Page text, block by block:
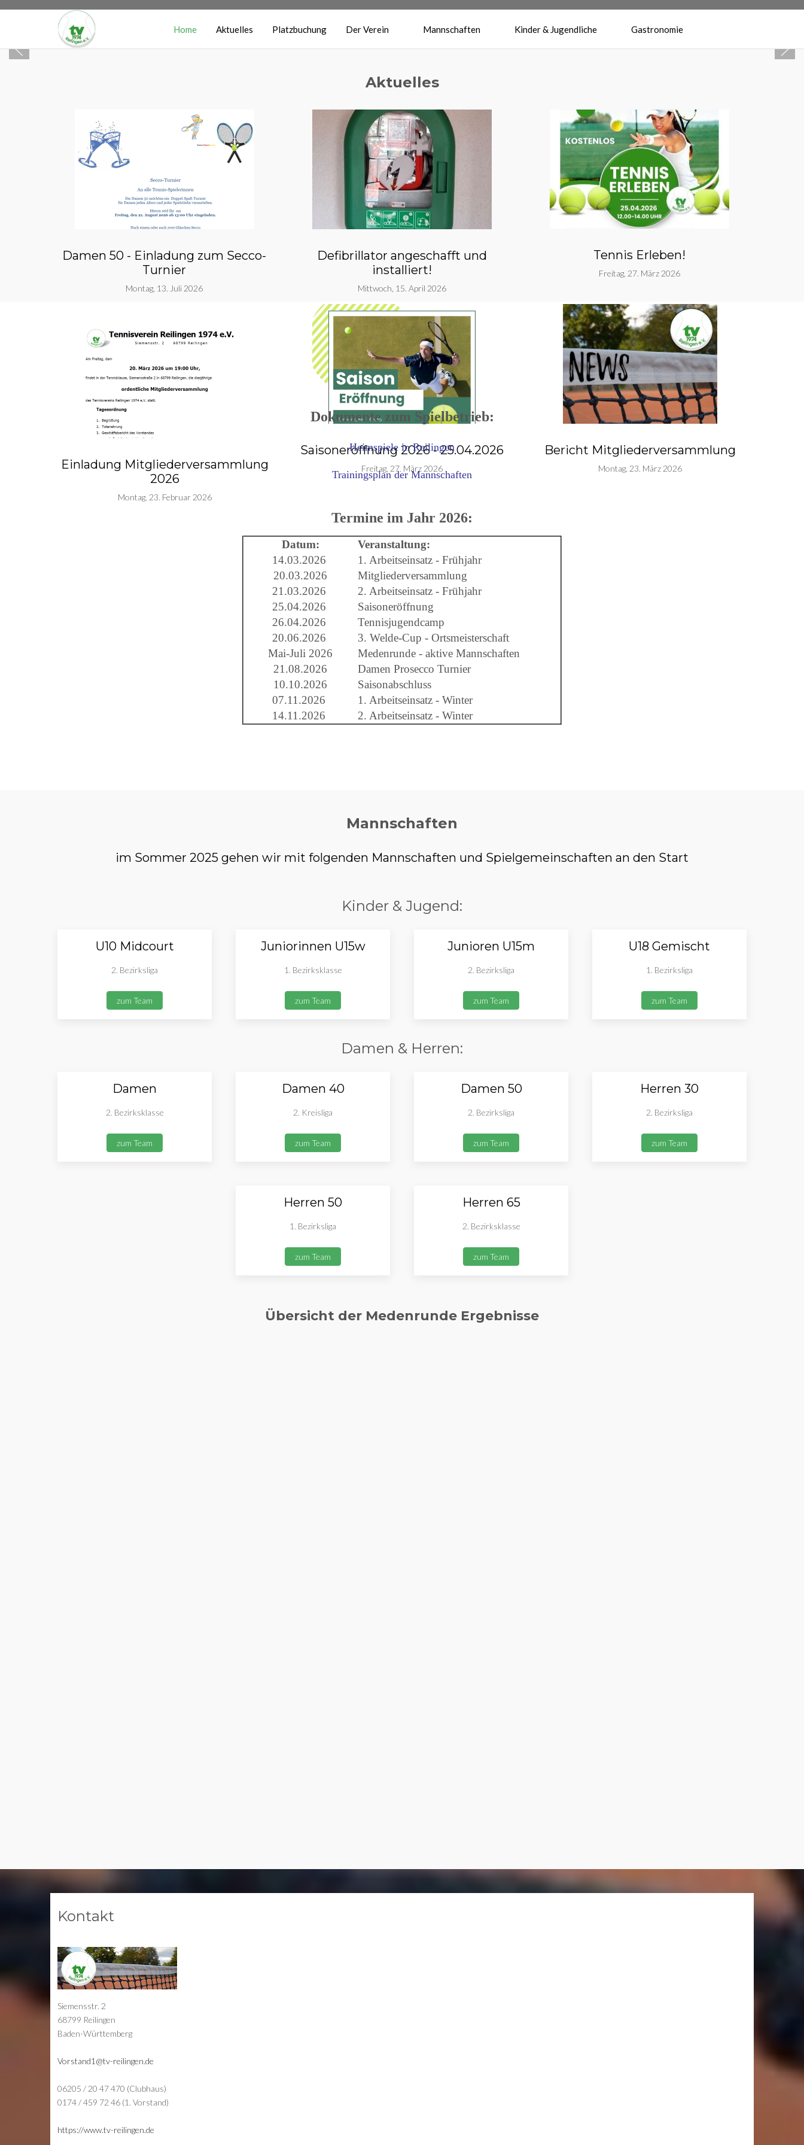
Home Aktuelles Platzbuchung Der Verein Mannschaften Kinder & Jugendliche Gastronomie
Tennisverein Reilingen 1974 e.V.
Aktuelles
Damen 50 - Einladung zum Secco-
Turnier
Montag, 13. Juli 2026
Defibrillator angeschafft und
installiert!
Mittwoch, 15. April 2026
Tennis Erleben!
Freitag, 27. März 2026
Saisoneröffnung 2026 - 25.04.2026
Freitag, 27. März 2026
Bericht Mitgliederversammlung
Montag, 23. März 2026
Einladung Mitgliederversammlung
2026
Montag, 23. Februar 2026
Dokumente zum Spielbetrieb:
Heimspiele in Reilingen
Trainingsplan der Mannschaften
Termine im Jahr 2026:
Datum:
Veranstaltung:
14.03.2026
1. Arbeitseinsatz - Frühjahr
20.03.2026
Mitgliederversammlung
21.03.2026
2. Arbeitseinsatz - Frühjahr
25.04.2026
Saisoneröffnung
26.04.2026
Tennisjugendcamp
20.06.2026
3. Welde-Cup - Ortsmeisterschaft
Mai-Juli 2026
Medenrunde - aktive Mannschaften
21.08.2026
Damen Prosecco Turnier
10.10.2026
Saisonabschluss
07.11.2026
1. Arbeitseinsatz - Winter
14.11.2026
2. Arbeitseinsatz - Winter
Mannschaften
im Sommer 2025 gehen wir mit folgenden Mannschaften und Spielgemeinschaften an den Start
Kinder & Jugend:
U10 Midcourt
2. Bezirksliga
zum Team
Juniorinnen U15w
1. Bezirksklasse
zum Team
Junioren U15m
2. Bezirksliga
zum Team
U18 Gemischt
1. Bezirksliga
zum Team
Damen & Herren:
Damen
2. Bezirksklasse
zum Team
Damen 40
2. Kreisliga
zum Team
Damen 50
2. Bezirksliga
zum Team
Herren 30
2. Bezirksliga
zum Team
Herren 50
1. Bezirksliga
zum Team
Herren 65
2. Bezirksklasse
zum Team
Übersicht der Medenrunde Ergebnisse
Kontakt
Siemensstr. 2
68799 Reilingen
Baden-Württemberg
Vorstand1@tv-reilingen.de
06205 / 20 47 470 (Clubhaus)
0174 / 459 72 46 (1. Vorstand)
https://www.tv-reilingen.de